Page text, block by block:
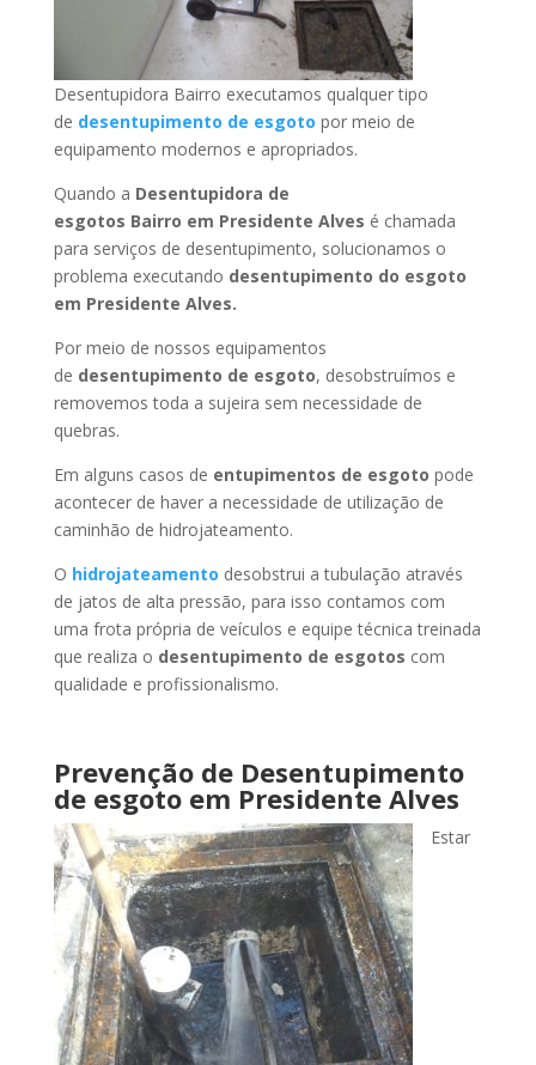
Desentupidora Bairro executamos qualquer tipo
de desentupimento de esgoto por meio de
equipamento modernos e apropriados.
Quando a Desentupidora de
esgotos Bairro em Presidente Alves é chamada
para serviços de desentupimento, solucionamos o
problema executando desentupimento do esgoto
em Presidente Alves.
Por meio de nossos equipamentos
de desentupimento de esgoto, desobstruímos e
removemos toda a sujeira sem necessidade de
quebras.
Em alguns casos de entupimentos de esgoto pode
acontecer de haver a necessidade de utilização de
caminhão de hidrojateamento.
O hidrojateamento desobstrui a tubulação através
de jatos de alta pressão, para isso contamos com
uma frota própria de veículos e equipe técnica treinada
que realiza o desentupimento de esgotos com
qualidade e profissionalismo.
Prevenção de Desentupimento
de esgoto em Presidente Alves
Estar